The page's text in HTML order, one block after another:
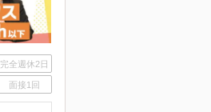
完全週休2日
面接1回